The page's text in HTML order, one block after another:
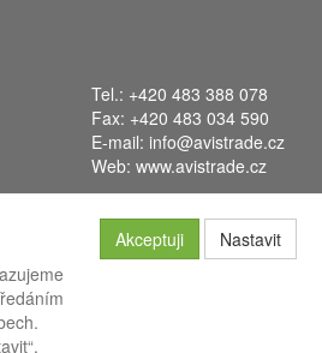
Tel.: +420 483 388 078
Fax: +420 483 034 590
E-mail: info@avistrade.cz
Web: www.avistrade.cz
Akceptuji Nastavit